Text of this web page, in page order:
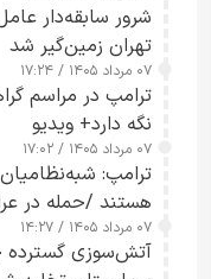
شرور سابقه‌دار
تهران زمین‌گیر شد
۰۷ مرداد ۱۴۰۵ / ۱۷:۲۴
ترامپ در مراسم
نگه دارد+ ویدیو
۰۷ مرداد ۱۴۰۵ / ۱۷:۰۲
ترامپ:
هستند /حمله در
۰۷ مرداد ۱۴۰۵ / ۱۴:۲۷
آتش‌سوزی گسترده